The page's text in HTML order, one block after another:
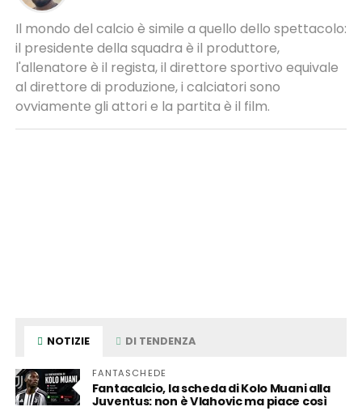
Il mondo del calcio è simile a quello dello spettacolo:
il presidente della squadra è il produttore,
l'allenatore è il regista, il direttore sportivo equivale
al direttore di produzione, i calciatori sono
ovviamente gli attori e la partita è il film.
NOTIZIE DI TENDENZA
FANTASCHEDE
Fantacalcio, la scheda di Kolo Muani alla
Juventus: non è Vlahovic ma piace così